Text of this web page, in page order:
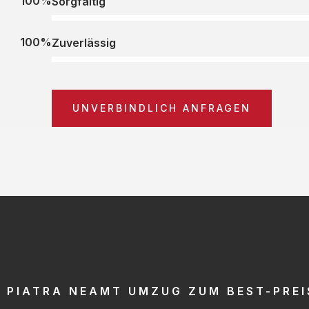
Zuverlässig
100%
UNVERBINDLICH ANFRAGEN
PIATRA NEAMT UMZUG ZUM BEST-